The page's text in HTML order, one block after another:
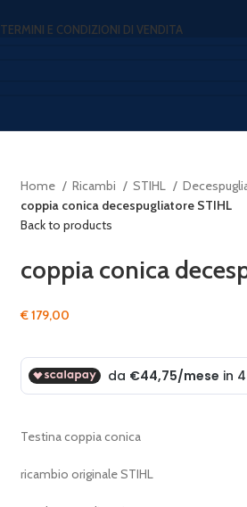
TERMINI E CONDIZIONI DI VENDITA
Home Ricambi STIHL
coppia conica decespugliatore STIHL
Back to products
coppia conica
€179,00
Testina coppia conica
ricambio originale STIHL